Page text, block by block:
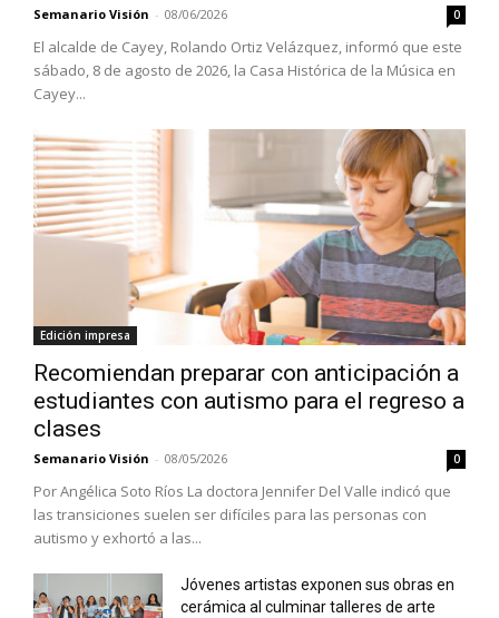
Semanario Visión - 08/06/2026 0
El alcalde de Cayey, Rolando Ortiz Velázquez, informó que este
sábado, 8 de agosto de 2026, la Casa Histórica de la Música en
Cayey...
Edición impresa
Recomiendan preparar con anticipación a
estudiantes con autismo para el regreso a
clases
Semanario Visión - 08/05/2026 0
Por Angélica Soto Ríos La doctora Jennifer Del Valle indicó que
las transiciones suelen ser difíciles para las personas con
autismo y exhortó a las...
Jóvenes artistas exponen sus obras en
cerámica al culminar talleres de arte